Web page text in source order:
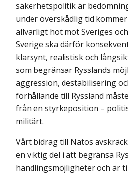
säkerhetspolitik är
under överskådlig tid
allvarligt hot mot Sveriges
Sverige ska därför
klarsynt, realistisk och
som begränsar Rysslands
aggression, destabilisering
förhållande till Ryssland
från en styrkeposition –
militärt.
Vårt bidrag till Natos
en viktig del i att begränsa
handlingsmöjligheter och är